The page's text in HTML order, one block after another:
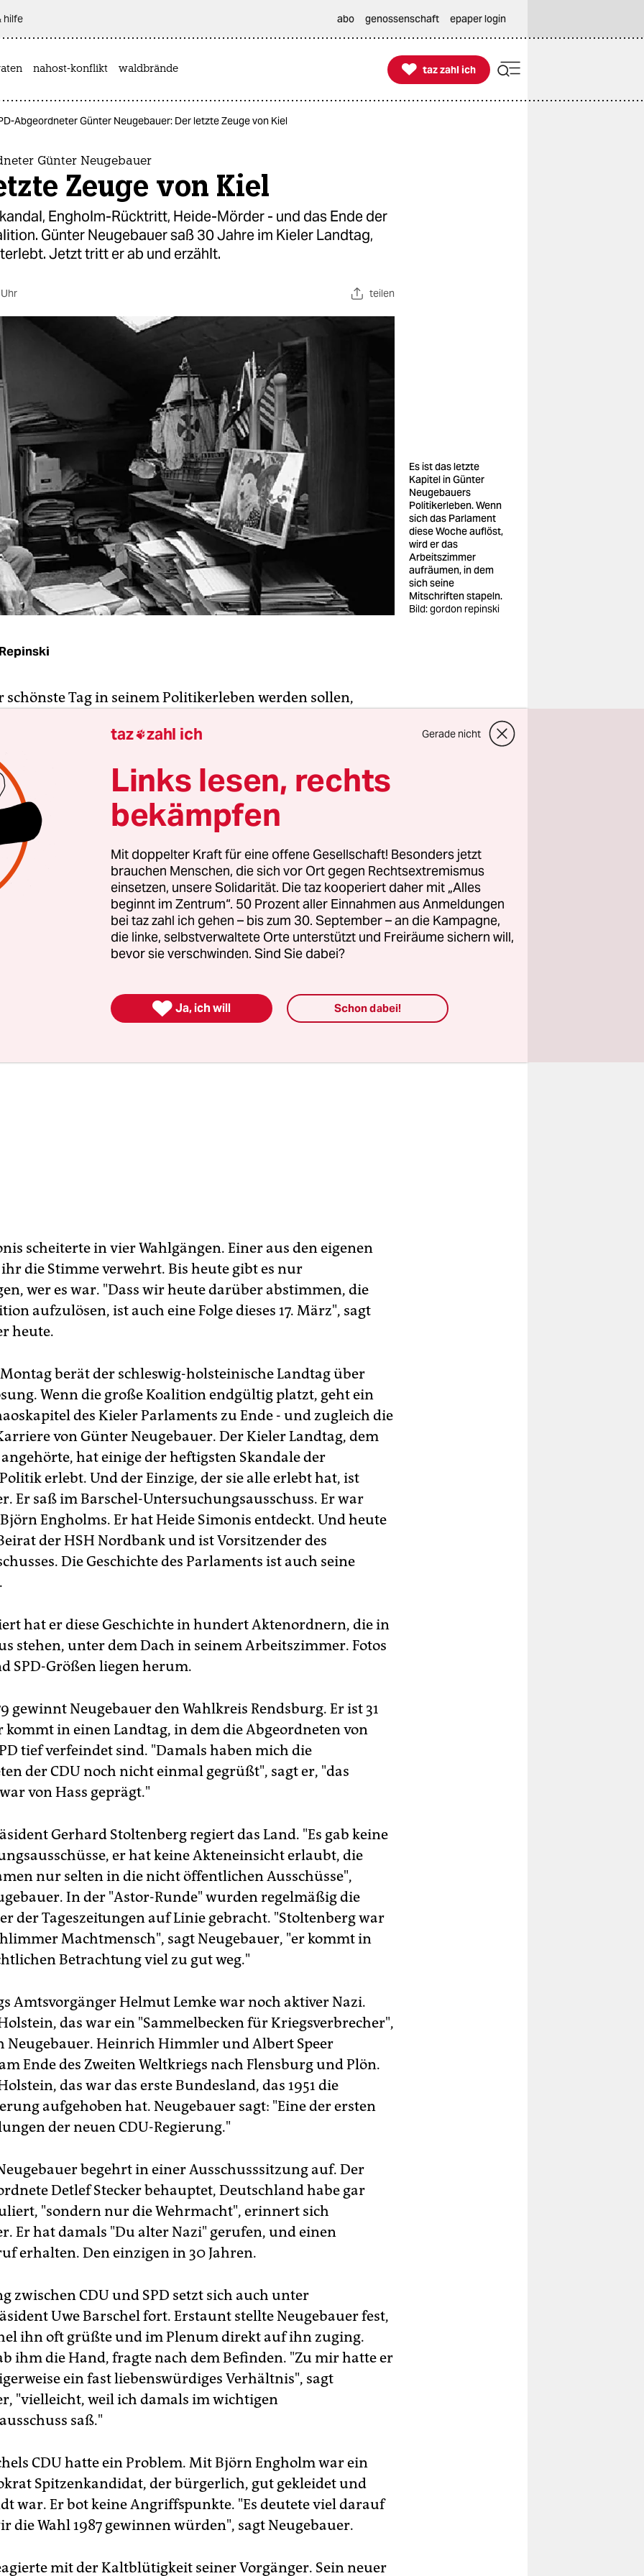
hilfe abo genossenschaft epaper login
nahost-konflikt waldbrände 
taz zahl ich
taz zahl ich
Abgeordneter Günter Neugebauer: Der letzte Zeuge von Kiel
Günter Neugebauer
Zeuge von Kiel
Engholm-Rücktritt, Heide-Mörder - und das Ende der
Günter Neugebauer saß 30 Jahre im Kieler Landtag,
Jetzt tritt er ab und erzählt.
teilen
Es ist das letzte
Kapitel in Günter
Neugebauers
Politikerleben. Wenn
sich das Parlament
diese Woche auflöst,
wird er das
Arbeitszimmer
aufräumen, in dem
sich seine
Mitschriften stapeln.
Bild: gordon repinski
schönste Tag in seinem Politikerleben werden sollen,
Günter Neugebauer verlässt morgens
sein Haus in Rendsburg-Hoheluft. Im Gepäck hat er
Lebens. Neugebauer war gerade mit 57 Jahren
des schleswig-holsteinischen Parlaments geworden,
aller Zeiten.
Verantwortung der Abgeordneten sprechen, "eine ganz
aus meiner Sicht", wie er heute findet. Später wird
sagen, dass dieser 17. März zum Tiefpunkt seiner Karriere
seiner Rede folgte noch Tagesordnungspunkt 6: "Wahl der
scheiterte in vier Wahlgängen. Einer aus den eigenen
die Stimme verwehrt. Bis heute gibt es nur
wer es war. "Dass wir heute darüber abstimmen, die
aufzulösen, ist auch eine Folge dieses 17. März", sagt
heute.
berät der schleswig-holsteinische Landtag über
Wenn die große Koalition endgültig platzt, geht ein
des Kieler Parlaments zu Ende - und zugleich die
von Günter Neugebauer. Der Kieler Landtag, dem
angehörte, hat einige der heftigsten Skandale der
erlebt. Und der Einzige, der sie alle erlebt hat, ist
Er saß im Barschel-Untersuchungsausschuss. Er war
Engholms. Er hat Heide Simonis entdeckt. Und heute
der HSH Nordbank und ist Vorsitzender des
Die Geschichte des Parlaments ist auch seine
hat er diese Geschichte in hundert Aktenordnern, die in
stehen, unter dem Dach in seinem Arbeitszimmer. Fotos
SPD-Größen liegen herum.
gewinnt Neugebauer den Wahlkreis Rendsburg. Er ist 31
kommt in einen Landtag, in dem die Abgeordneten von
tief verfeindet sind. "Damals haben mich die
der CDU noch nicht einmal gegrüßt", sagt er, "das
von Hass geprägt."
Gerhard Stoltenberg regiert das Land. "Es gab keine
er hat keine Akteneinsicht erlaubt, die
nur selten in die nicht öffentlichen Ausschüsse",
In der "Astor-Runde" wurden regelmäßig die
der Tageszeitungen auf Linie gebracht. "Stoltenberg war
Machtmensch", sagt Neugebauer, "er kommt in
Betrachtung viel zu gut weg."
Amtsvorgänger Helmut Lemke war noch aktiver Nazi.
das war ein "Sammelbecken für Kriegsverbrecher",
Neugebauer. Heinrich Himmler und Albert Speer
Ende des Zweiten Weltkriegs nach Flensburg und Plön.
das war das erste Bundesland, das 1951 die
aufgehoben hat. Neugebauer sagt: "Eine der ersten
der neuen CDU-Regierung."
begehrt in einer Ausschusssitzung auf. Der
Detlef Stecker behauptet, Deutschland habe gar
"sondern nur die Wehrmacht", erinnert sich
Er hat damals "Du alter Nazi" gerufen, und einen
erhalten. Den einzigen in 30 Jahren.
zwischen CDU und SPD setzt sich auch unter
Uwe Barschel fort. Erstaunt stellte Neugebauer fest,
ihn oft grüßte und im Plenum direkt auf ihn zuging.
ihm die Hand, fragte nach dem Befinden. "Zu mir hatte er
ein fast liebenswürdiges Verhältnis", sagt
"vielleicht, weil ich damals im wichtigen
saß."
CDU hatte ein Problem. Mit Björn Engholm war ein
Spitzenkandidat, der bürgerlich, gut gekleidet und
war. Er bot keine Angriffspunkte. "Es deutete viel darauf
die Wahl 1987 gewinnen würden", sagt Neugebauer.
mit der Kaltblütigkeit seiner Vorgänger. Sein neuer
taz zahl ich Gerade nicht
Links lesen, rechts
bekämpfen
Mit doppelter Kraft für eine offene Gesellschaft! Besonders jetzt
brauchen Menschen, die sich vor Ort gegen Rechtsextremismus
einsetzen, unsere Solidarität. Die taz kooperiert daher mit „Alles
beginnt im Zentrum“. 50 Prozent aller Einnahmen aus Anmeldungen
bei taz zahl ich gehen – bis zum 30. September – an die Kampagne,
die linke, selbstverwaltete Orte unterstützt und Freiräume sichern will,
bevor sie verschwinden. Sind Sie dabei?
 Ja, ich will Schon dabei!